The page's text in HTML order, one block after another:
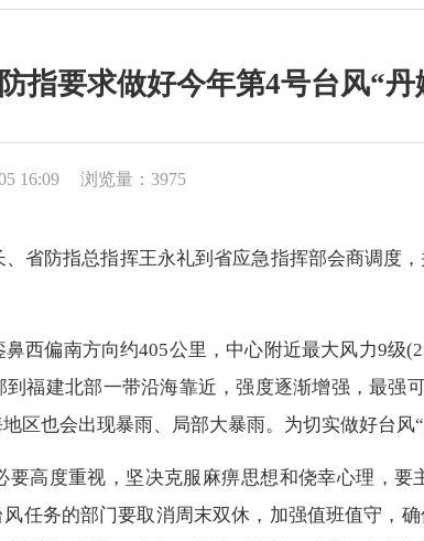
指要求做好今年第4号台风“
16:09 浏览量：3975
省防指总指挥王永礼到省应急指挥部会商调度
鼻西偏南方向约405公里，中心附近最大风力9级
福建北部一带沿海靠近，强度逐渐增强，最强
区也会出现暴雨、局部大暴雨。为切实做好台风
要高度重视，坚决克服麻痹思想和侥幸心理，
任务的部门要取消周末双休，加强值班值守，